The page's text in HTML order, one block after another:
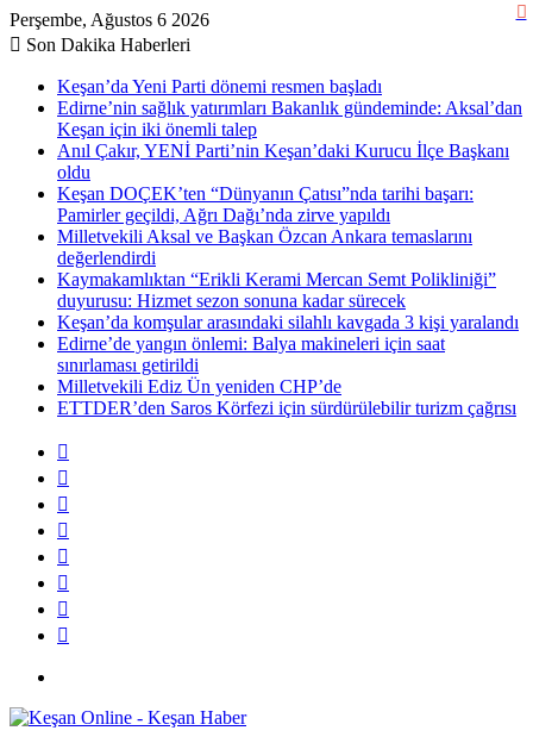
Perşembe, Ağustos 6 2026
Son Dakika Haberleri
Keşan’da Yeni Parti dönemi resmen başladı
Edirne’nin sağlık yatırımları Bakanlık gündeminde: Aksal’dan
Keşan için iki önemli talep
Anıl Çakır, YENİ Parti’nin Keşan’daki Kurucu İlçe Başkanı
oldu
Keşan DOÇEK’ten “Dünyanın Çatısı”nda tarihi başarı:
Pamirler geçildi, Ağrı Dağı’nda zirve yapıldı
Milletvekili Aksal ve Başkan Özcan Ankara temaslarını
değerlendirdi
Kaymakamlıktan “Erikli Kerami Mercan Semt Polikliniği”
duyurusu: Hizmet sezon sonuna kadar sürecek
Keşan’da komşular arasındaki silahlı kavgada 3 kişi yaralandı
Edirne’de yangın önlemi: Balya makineleri için saat
sınırlaması getirildi
Milletvekili Ediz Ün yeniden CHP’de
ETTDER’den Saros Körfezi için sürdürülebilir turizm çağrısı